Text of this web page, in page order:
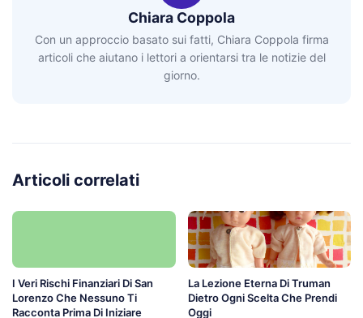
Chiara Coppola
Con un approccio basato sui fatti, Chiara Coppola firma
articoli che aiutano i lettori a orientarsi tra le notizie del
giorno.
Articoli correlati
I Veri Rischi Finanziari Di San
Lorenzo Che Nessuno Ti
Racconta Prima Di Iniziare
La Lezione Eterna Di Truman
Dietro Ogni Scelta Che Prendi
Oggi